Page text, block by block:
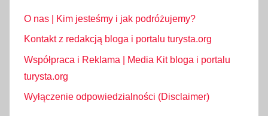
O nas | Kim jesteśmy i jak podróżujemy?
Kontakt z redakcją bloga i portalu turysta.org
Współpraca i Reklama | Media Kit bloga i portalu
turysta.org
Wyłączenie odpowiedzialności (Disclaimer)